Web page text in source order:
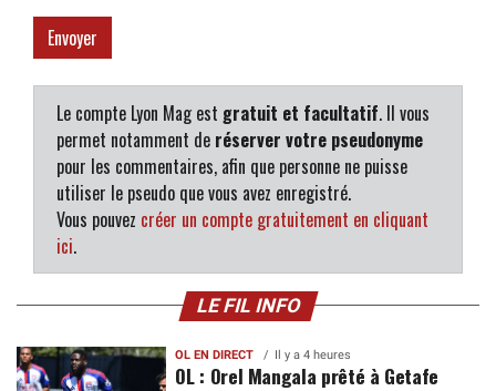
Le compte Lyon Mag est gratuit et facultatif. Il vous
permet notamment de réserver votre pseudonyme
pour les commentaires, afin que personne ne puisse
utiliser le pseudo que vous avez enregistré.
Vous pouvez créer un compte gratuitement en cliquant
ici.
LE FIL INFO
OL EN DIRECT Il y a 4 heures
OL : Orel Mangala prêté à Getafe